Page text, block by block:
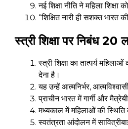
नई शिक्षा नीति ने महिला शिक्षा
“शिक्षित नारी ही सशक्त भारत
स्त्री शिक्षा पर निबंध 20
स्त्री शिक्षा का तात्पर्य
देना है।
यह उन्हें आत्मनिर्भर,
प्राचीन भारत में गार्गी और
मध्यकाल में महिलाओं की स्थिति
स्वतंत्रता आंदोलन में